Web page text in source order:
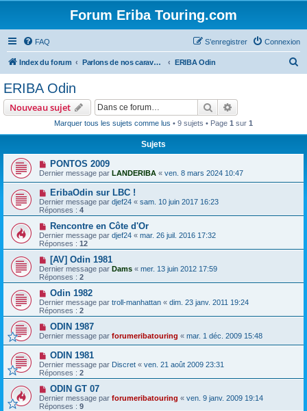
Forum Eriba Touring.com
FAQ Connexion
S’enregistrer
Index du forum Parlons de nos caravanes (anciennes et récentes) ERIBA Odin
ERIBA Odin
Nouveau sujet Rechercher
Marquer tous les sujets comme lus • 9 sujets • Page 1 sur 1
Sujets
PONTOS 2009
Dernier message par LANDERIBA « ven. 8 mars 2024 10:47
EribaOdin sur LBC !
Dernier message par djef24 « sam. 10 juin 2017 16:23
Réponses : 4
Rencontre en Côte d'Or
Dernier message par djef24 « mar. 26 juil. 2016 17:32
Réponses : 12
[AV] Odin 1981
Dernier message par Dams « mer. 13 juin 2012 17:59
Réponses : 2
Odin 1982
Dernier message par troll-manhattan « dim. 23 janv. 2011 19:24
Réponses : 2
ODIN 1987
Dernier message par forumeribatouring « mar. 1 déc. 2009 15:48
ODIN 1981
Dernier message par Discret « ven. 21 août 2009 23:31
Réponses : 2
ODIN GT 07
Dernier message par forumeribatouring « ven. 9 janv. 2009 19:14
Réponses : 9